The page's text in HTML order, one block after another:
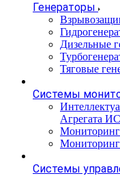
Генераторы
Дизельные
Тяговые
Системы
Агрегата
Мониторинг
Системы